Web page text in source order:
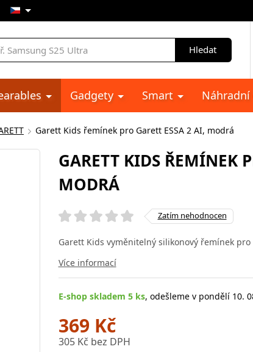
Hledat
Gadgety Smart
Garett Kids řemínek pro Garett ESSA 2 AI, modrá
GARETT KIDS ŘEMÍNEK
MODRÁ
Zatím nehodnocen
Garett Kids vyměnitelný silikonový řemínek pro
Více informací
E-shop skladem 5 ks, odešleme v pondělí 10.
369 Kč
305 Kč bez DPH